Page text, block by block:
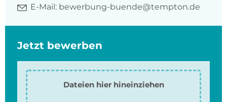
E-Mail: bewerbung-buende@tempton.de
Jetzt bewerben
Dateien hier hineinziehen